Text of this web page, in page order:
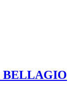
BELLAGIO